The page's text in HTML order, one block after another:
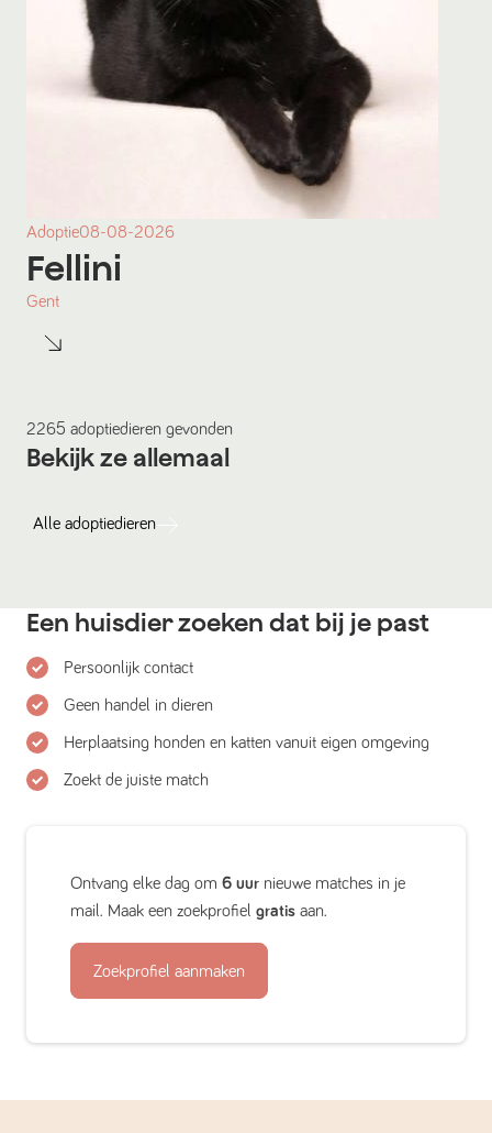
Adoptie08-08-2026
Fellini
Gent
2265 adoptiedieren gevonden
Bekijk ze allemaal
Alle adoptiedieren
Een huisdier zoeken dat bij je past
Persoonlijk contact
Geen handel in dieren
Herplaatsing honden en katten vanuit eigen omgeving
Zoekt de juiste match
Ontvang elke dag om 6 uur nieuwe matches in je
mail. Maak een zoekprofiel gratis aan.
Zoekprofiel aanmaken